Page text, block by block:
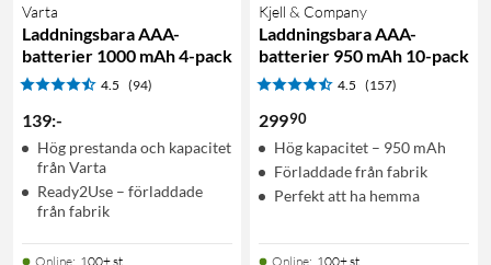
Varta
Laddningsbara AAA-
batterier 1000 mAh 4-pack
4.5 (94)
139:-
Hög prestanda och kapacitet
från Varta
Ready2Use – förladdade
från fabrik
Online: 100+ st
Kjell & Company
Laddningsbara AAA-
batterier 950 mAh 10-pack
4.5 (157)
29990
Hög kapacitet – 950 mAh
Förladdade från fabrik
Perfekt att ha hemma
Online: 100+ st